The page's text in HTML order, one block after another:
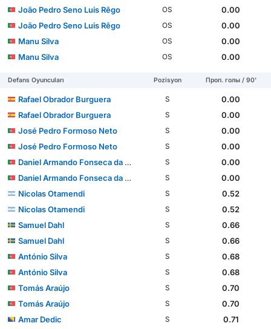
João Pedro Seno Luis Rêgo OS
0.00
João Pedro Seno Luis Rêgo
OS
0.00
Manu Silva
OS
0.00
Manu Silva
OS 0.00
Defans Oyuncuları Pozisyon Проп. голы / 90'
Rafael Obrador Burguera S
0.00
Rafael Obrador Burguera
S
0.00
José Pedro Formoso Neto
S
0.00
José Pedro Formoso Neto
S
0.00
Daniel Armando Fonseca da Silva Banjaqui
S
0.00
Daniel Armando Fonseca da Silva Banjaqui
S
0.00
Nicolas Otamendi
S
0.52
Nicolas Otamendi
S
0.52
Samuel Dahl
S
0.66
Samuel Dahl
S
0.66
António Silva
S
0.68
António Silva
S
0.68
Tomás Araújo
S
0.70
Tomás Araújo
S
0.70
Amar Dedic
S
0.71